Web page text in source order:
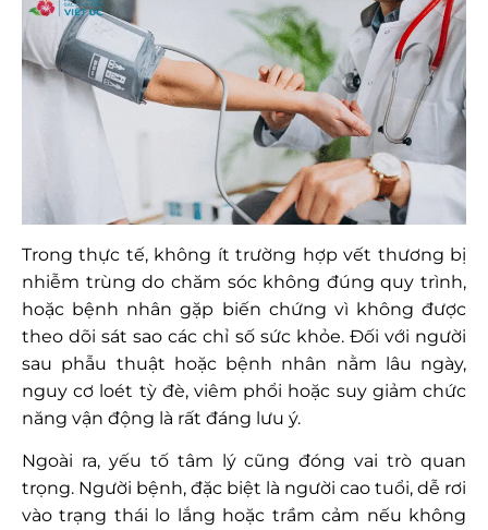
Trong thực tế, không ít trường hợp vết thương bị
nhiễm trùng do chăm sóc không đúng quy trình,
hoặc bệnh nhân gặp biến chứng vì không được
theo dõi sát sao các chỉ số sức khỏe. Đối với người
sau phẫu thuật hoặc bệnh nhân nằm lâu ngày,
nguy cơ loét tỳ đè, viêm phổi hoặc suy giảm chức
năng vận động là rất đáng lưu ý.
Ngoài ra, yếu tố tâm lý cũng đóng vai trò quan
trọng. Người bệnh, đặc biệt là người cao tuổi, dễ rơi
vào trạng thái lo lắng hoặc trầm cảm nếu không